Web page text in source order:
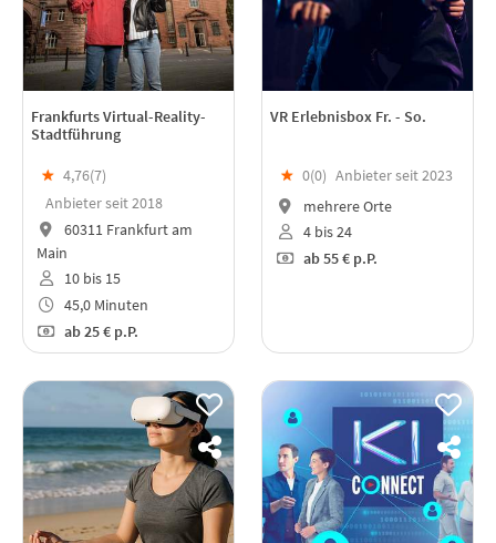
Frankfurts Virtual-Reality-
Stadtführung
★ 4,76(7)
Anbieter seit 2018
60311 Frankfurt am
Main
10 bis 15
45,0 Minuten
ab25 € p.P.
VR Erlebnisbox Fr. - So.
★ 0(0) Anbieter seit 2023
mehrere Orte
4 bis 24
ab55 € p.P.